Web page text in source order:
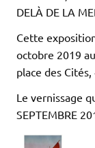
DELÀ DE LA
Cette
octobre 2019
place des
Le vernissage
SEPTEMBRE